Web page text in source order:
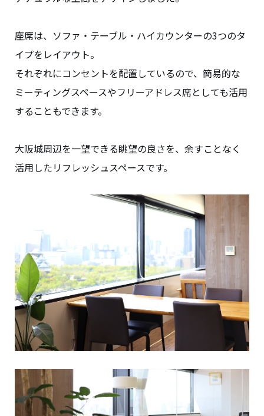
座席は、ソファ・テーブル・ハイカウンターの3つのタ
イプをレイアウト。
それぞれにコンセントを配置しているので、簡易的な
ミーティングスペースやフリーアドレス席としても活用
することもできます。
大阪城周辺を一望できる眺望の良さを、余すことなく
活用したリフレッシュスペースです。